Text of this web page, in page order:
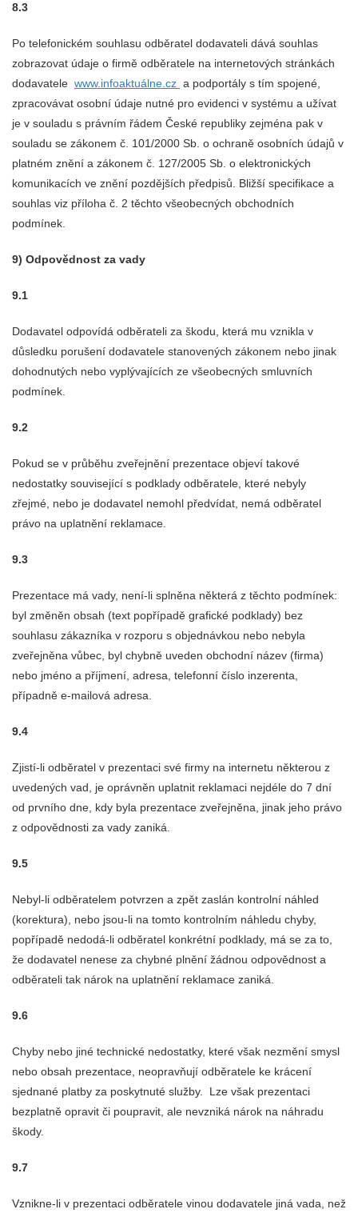
8.3
Po telefonickém souhlasu odběratel dodavateli dává souhlas
zobrazovat údaje o firmě odběratele na internetových stránkách
dodavatele www.infoaktuálne.cz a podportály s tím spojené,
zpracovávat osobní údaje nutné pro evidenci v systému a užívat
je v souladu s právním řádem České republiky zejména pak v
souladu se zákonem č. 101/2000 Sb. o ochraně osobních údajů v
platném znění a zákonem č. 127/2005 Sb. o elektronických
komunikacích ve znění pozdějších předpisů. Bližší specifikace a
souhlas viz příloha č. 2 těchto všeobecných obchodních
podmínek.
9) Odpovědnost za vady
9.1
Dodavatel odpovídá odběrateli za škodu, která mu vznikla v
důsledku porušení dodavatele stanovených zákonem nebo jinak
dohodnutých nebo vyplývajících ze všeobecných smluvních
podmínek.
9.2
Pokud se v průběhu zveřejnění prezentace objeví takové
nedostatky související s podklady odběratele, které nebyly
zřejmé, nebo je dodavatel nemohl předvídat, nemá odběratel
právo na uplatnění reklamace.
9.3
Prezentace má vady, není-li splněna některá z těchto podmínek:
byl změněn obsah (text popřípadě grafické podklady) bez
souhlasu zákazníka v rozporu s objednávkou nebo nebyla
zveřejněna vůbec, byl chybně uveden obchodní název (firma)
nebo jméno a příjmení, adresa, telefonní číslo inzerenta,
případně e-mailová adresa.
9.4
Zjistí-li odběratel v prezentaci své firmy na internetu některou z
uvedených vad, je oprávněn uplatnit reklamaci nejdéle do 7 dní
od prvního dne, kdy byla prezentace zveřejněna, jinak jeho právo
z odpovědnosti za vady zaniká.
9.5
Nebyl-li odběratelem potvrzen a zpět zaslán kontrolní náhled
(korektura), nebo jsou-li na tomto kontrolním náhledu chyby,
popřípadě nedodá-li odběratel konkrétní podklady, má se za to,
že dodavatel nenese za chybné plnění žádnou odpovědnost a
odběrateli tak nárok na uplatnění reklamace zaniká.
9.6
Chyby nebo jiné technické nedostatky, které však nezmění smysl
nebo obsah prezentace, neopravňují odběratele ke krácení
sjednané platby za poskytnuté služby. Lze však prezentaci
bezplatně opravit či poupravit, ale nevzniká nárok na náhradu
škody.
9.7
Vznikne-li v prezentaci odběratele vinou dodavatele jiná vada, než